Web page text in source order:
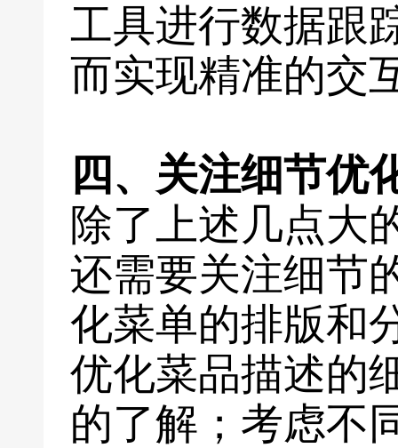
工具进行数据跟
而实现精准的交
四、关注细节优
除了上述几点大
还需要关注细节
化菜单的排版和
优化菜品描述的
的了解；考虑不